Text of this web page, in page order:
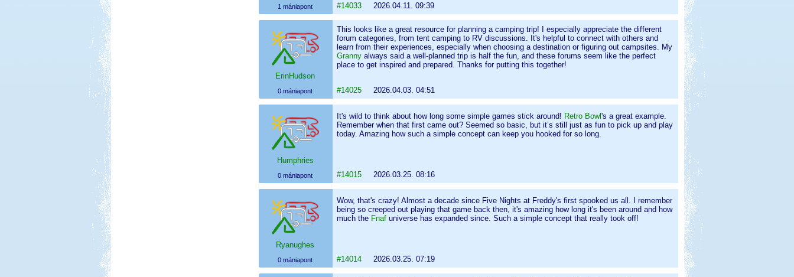
1 mániapont #140332026.04.11. 09:39
ErinHudson
0 mániapont
This looks like a great resource for planning a camping trip! I especially appreciate the different
forum categories, from tent camping to RV discussions. It's helpful to connect with others and
learn from their experiences, especially when choosing a destination or figuring out campsites. My
Grannyalways said a well-planned trip is half the fun, and these forums seem like the perfect
place to get inspired and prepared. Thanks for putting this together!
#140252026.04.03. 04:51
Humphries
0 mániapont
It's wild to think about how long some simple games stick around! Retro Bowl's a great example.
Remember when that first came out? Seemed so basic, but it’s still just as fun to pick up and play
today. Amazing how such a simple concept can keep you hooked for so long.
#140152026.03.25. 08:16
Ryanughes
0 mániapont
Wow, that's crazy! Almost a decade since Five Nights at Freddy's first spooked us all. I remember
being so creeped out playing that game back then, it's amazing how long it's been around and how
much the Fnafuniverse has expanded since. Such a simple concept that really took off!
#140142026.03.25. 07:19